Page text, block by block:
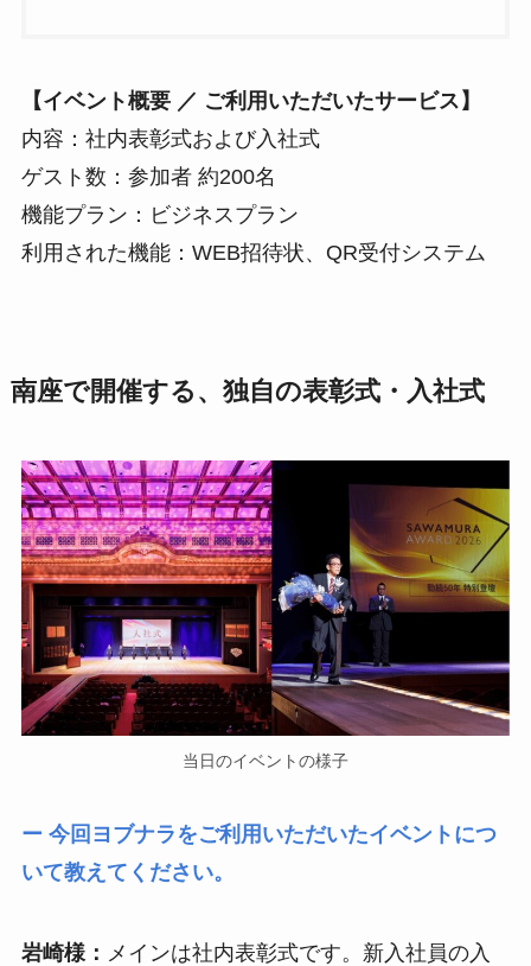
【イベント概要 ／ ご利用いただいたサービス】
内容：社内表彰式および入社式
ゲスト数：参加者 約200名
機能プラン：ビジネスプラン
利用された機能：WEB招待状、QR受付システム
南座で開催する、独自の表彰式・入社式
当日のイベントの様子
ー 今回ヨブナラをご利用いただいたイベントにつ
いて教えてください。
岩崎様： メインは社内表彰式です。新入社員の入